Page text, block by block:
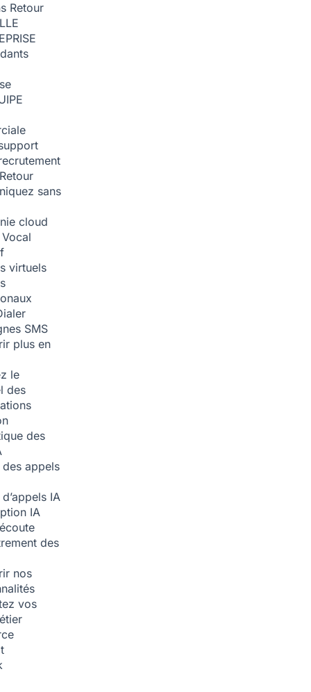
Retour
Retour
sans
cloud
virtuels
SMS
plus en
le
des
des
appels
IA
IA
des
nos
vos